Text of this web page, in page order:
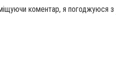
коментар, я погоджуюся з